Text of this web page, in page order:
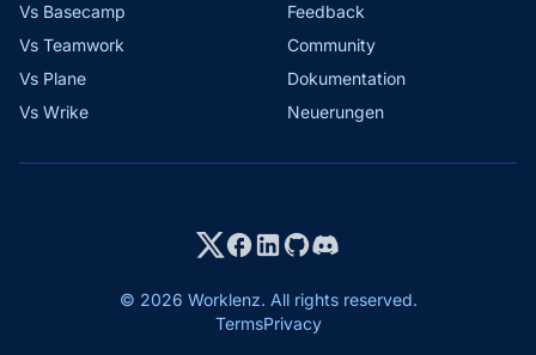
Vs Basecamp
Vs Teamwork
Vs Plane
Vs Wrike
Feedback
Community
Dokumentation
Neuerungen
© 2026 Worklenz. All rights reserved.
TermsPrivacy